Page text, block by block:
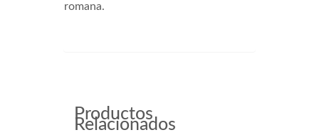
romana.
Productos
Relacionados